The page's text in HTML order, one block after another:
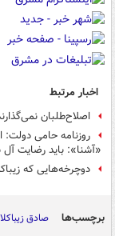
اخبار مرتبط
اصلاح‌طلبان
روزنامه حامی دولت:
«آشنا»: باید رضایت
دوچرخه‌هایی که
برچسب‌ها صادق